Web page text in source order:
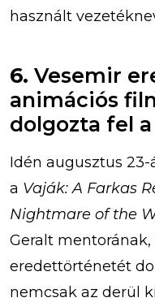
használt
6. Vesemir
animációs
dolgozta fel
Idén augusztus
a Vaják: A Farkas
Nightmare of the
Geralt
eredettörténetét
nemcsak az derül